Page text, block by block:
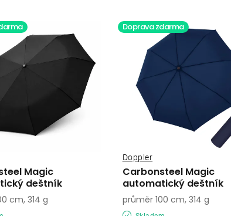
z
e
n
í
p
o
d
u
Magic
deštník
cm, 314 g
Doprava zdarma
Carbonsteel Magic
automatický deštník
Doppler
průměr 100 cm, 314 g